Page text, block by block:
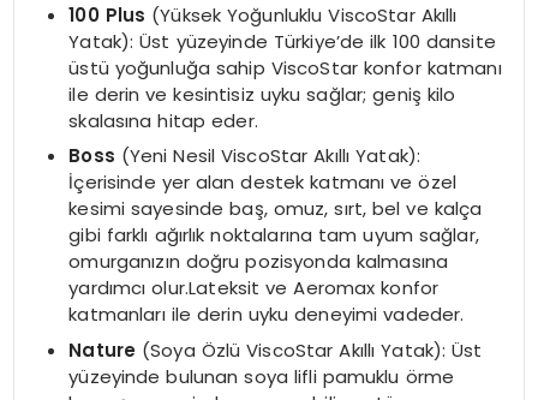
100 Plus (Yüksek Yoğunluklu ViscoStar Akıllı
Yatak): Üst yüzeyinde Türkiye’de ilk 100 dansite
üstü yoğunluğa sahip ViscoStar konfor katmanı
ile derin ve kesintisiz uyku sağlar; geniş kilo
skalasına hitap eder.
Boss (Yeni Nesil ViscoStar Akıllı Yatak):
İçerisinde yer alan destek katmanı ve özel
kesimi sayesinde baş, omuz, sırt, bel ve kalça
gibi farklı ağırlık noktalarına tam uyum sağlar,
omurganızın doğru pozisyonda kalmasına
yardımcı olur.Lateksit ve Aeromax konfor
katmanları ile derin uyku deneyimi vadeder.
Nature (Soya Özlü ViscoStar Akıllı Yatak): Üst
yüzeyinde bulunan soya lifli pamuklu örme